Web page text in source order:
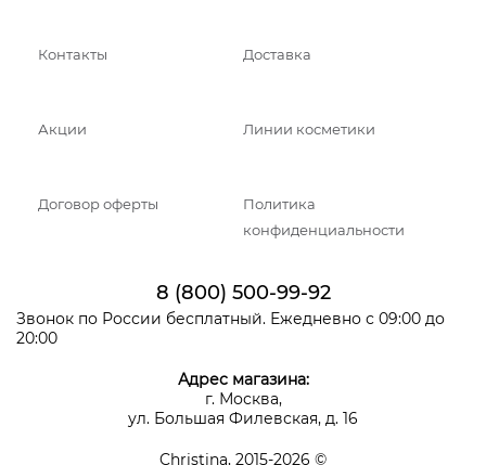
Контакты Доставка
Акции Линии косметики
Договор оферты
Политика
конфиденциальности
8 (800) 500-99-92
Звонок по России бесплатный. Ежедневно с 09:00 до
20:00
Адрес магазина:
г. Москва,
ул. Большая Филевская, д. 16
Christina, 2015-2026 ©